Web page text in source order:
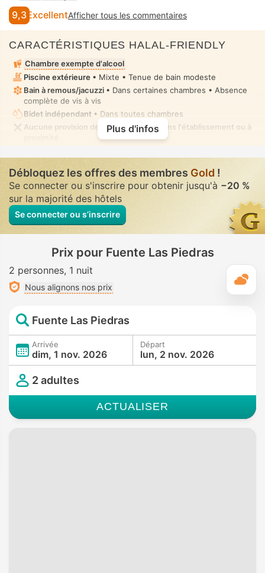
9,3 ExcellentAfficher tous les commentaires
CARACTÉRISTIQUES HALAL-FRIENDLY
Chambre exempte d'alcool
Piscine extérieure • Mixte • Tenue de bain modeste
Bain à remous/jacuzzi • Dans certaines chambres • Absence
complète de vis à vis
Bidet indépendant • Dans toutes chambres
Aucune provision de nourriture halal dans l'établissement ou à
Plus d'infos
Débloquez les offres des membres Gold !
Se connecter ou s'inscrire pour obtenir jusqu'à −20 %
sur la majorité des hôtels
Se connecter ou s’inscrire
Prix pour Fuente Las Piedras
2 personnes 1 nuit
Nous alignons nos prix
Fuente Las Piedras
Arrivée
dim, 1 nov. 2026
Départ
lun, 2 nov. 2026
2 adultes
ACTUALISER